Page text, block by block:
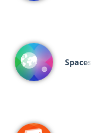
Spaces